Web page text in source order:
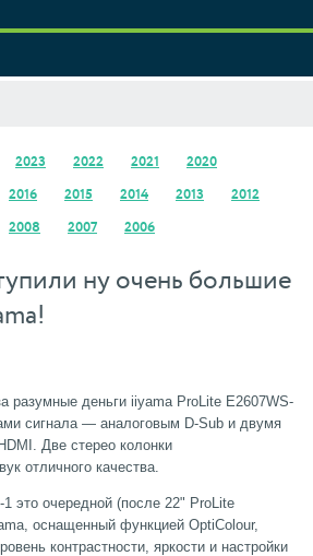
2023 2022 2021 2020
2016 2015 2014 2013 2012
2008 2007 2006
ну очень большие
разумные деньги iiyama ProLite E2607WS-
сигнала — аналоговым D-Sub и двумя
Две стерео колонки
отличного качества.
это очередной (после 22" ProLite
оснащенный функцией OptiColour,
контрастности, яркости и настройки